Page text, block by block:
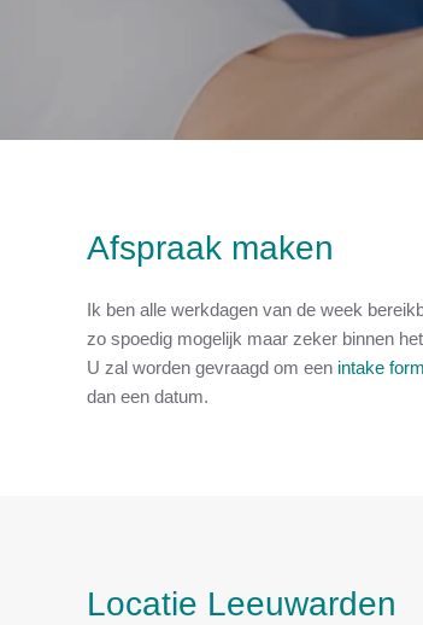
Afspraak maken
Ik ben alle werkdagen van de week
zo spoedig mogelijk maar zeker binnen
U zal worden gevraagd om een intake
dan een datum.
Locatie Leeuwarden